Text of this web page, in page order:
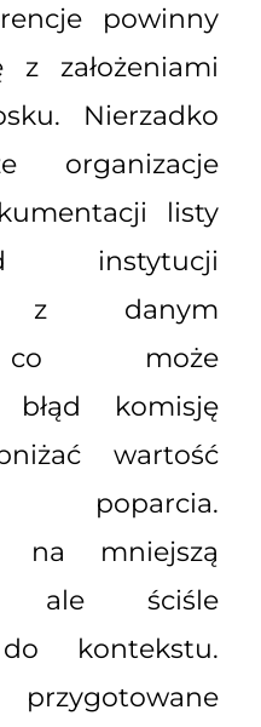
powinny
założeniami
Nierzadko
organizacje
listy
instytucji
z danym
co może
komisję
wartość
poparcia.
na mniejszą
ale ściśle
kontekstu.